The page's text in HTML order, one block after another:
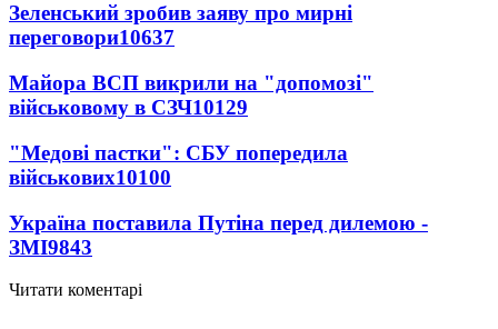
Зеленський зробив заяву про мирні
переговори10637
Майора ВСП викрили на "допомозі"
військовому в СЗЧ10129
"Медові пастки": СБУ попередила
військових10100
Україна поставила Путіна перед дилемою -
ЗМІ9843
Читати коментарі